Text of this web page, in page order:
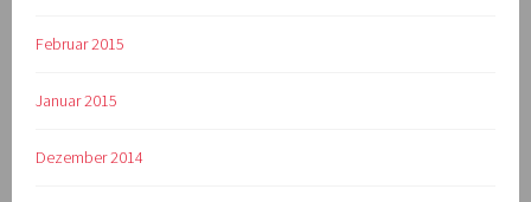
Februar 2015
Januar 2015
Dezember 2014